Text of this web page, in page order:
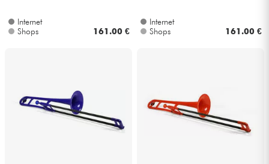
Internet
Shops
161.00 €
Internet
Shops
161.00 €